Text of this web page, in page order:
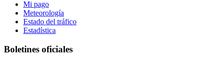
Mi pago
Meteorología
Estado del tráfico
Estadística
Boletines oficiales